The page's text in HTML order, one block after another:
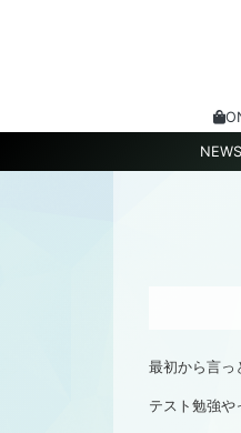
NEWS
最初から言っ
テスト勉強や